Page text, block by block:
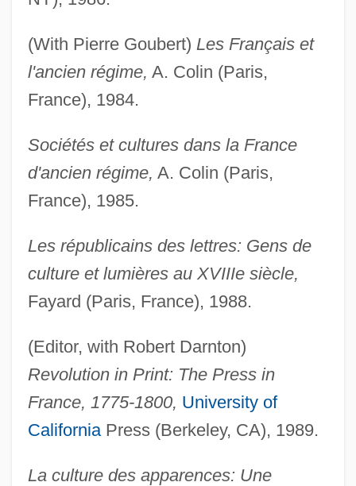
(With Pierre Goubert) Les Français et
l'ancien régime, A. Colin (Paris,
France), 1984.
Sociétés et cultures dans la France
d'ancien régime, A. Colin (Paris,
France), 1985.
Les républicains des lettres: Gens de
culture et lumières au XVIIIe siècle,
Fayard (Paris, France), 1988.
(Editor, with Robert Darnton)
Revolution in Print: The Press in
France, 1775-1800, University of
CaliforniaPress (Berkeley, CA), 1989.
La culture des apparences: Une